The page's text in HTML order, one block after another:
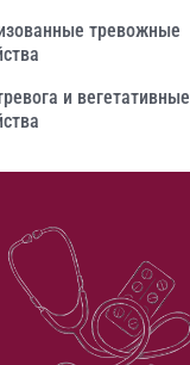
тревожные
и вегетативные